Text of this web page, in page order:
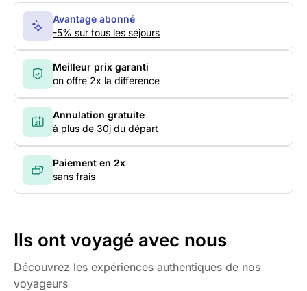
Avantage abonné
-5% sur tous les séjours
Meilleur prix garanti
on offre 2x la différence
Annulation gratuite
à plus de 30j du départ
Paiement en 2x
sans frais
Ils ont voyagé avec nous
Découvrez les expériences authentiques de nos
voyageurs